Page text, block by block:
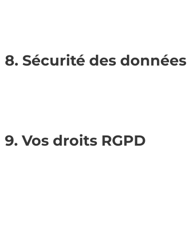
8. Sécurité des données
9. Vos droits RGPD